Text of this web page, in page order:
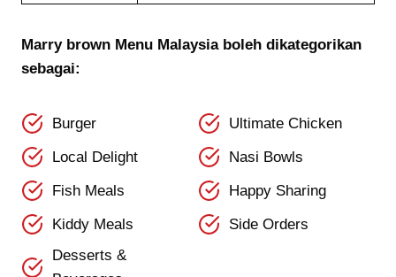
Marry brown Menu Malaysia boleh dikategorikan
sebagai:
Burger
Ultimate Chicken
Local Delight
Nasi Bowls
Fish Meals
Happy Sharing
Kiddy Meals
Side Orders
Desserts &